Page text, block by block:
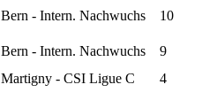
Bern - Intern. Nachwuchs 10
Bern - Intern. Nachwuchs
9
Martigny - CSI Ligue C
4